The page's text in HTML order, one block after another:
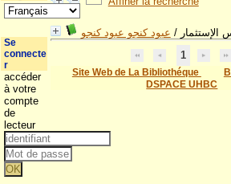
/ عبود كنجو عبود كنجو
1
Site Web de La Bibliothéque
DSPACE UHBC
Se
connecte
r
accéder
à votre
compte
de
lecteur